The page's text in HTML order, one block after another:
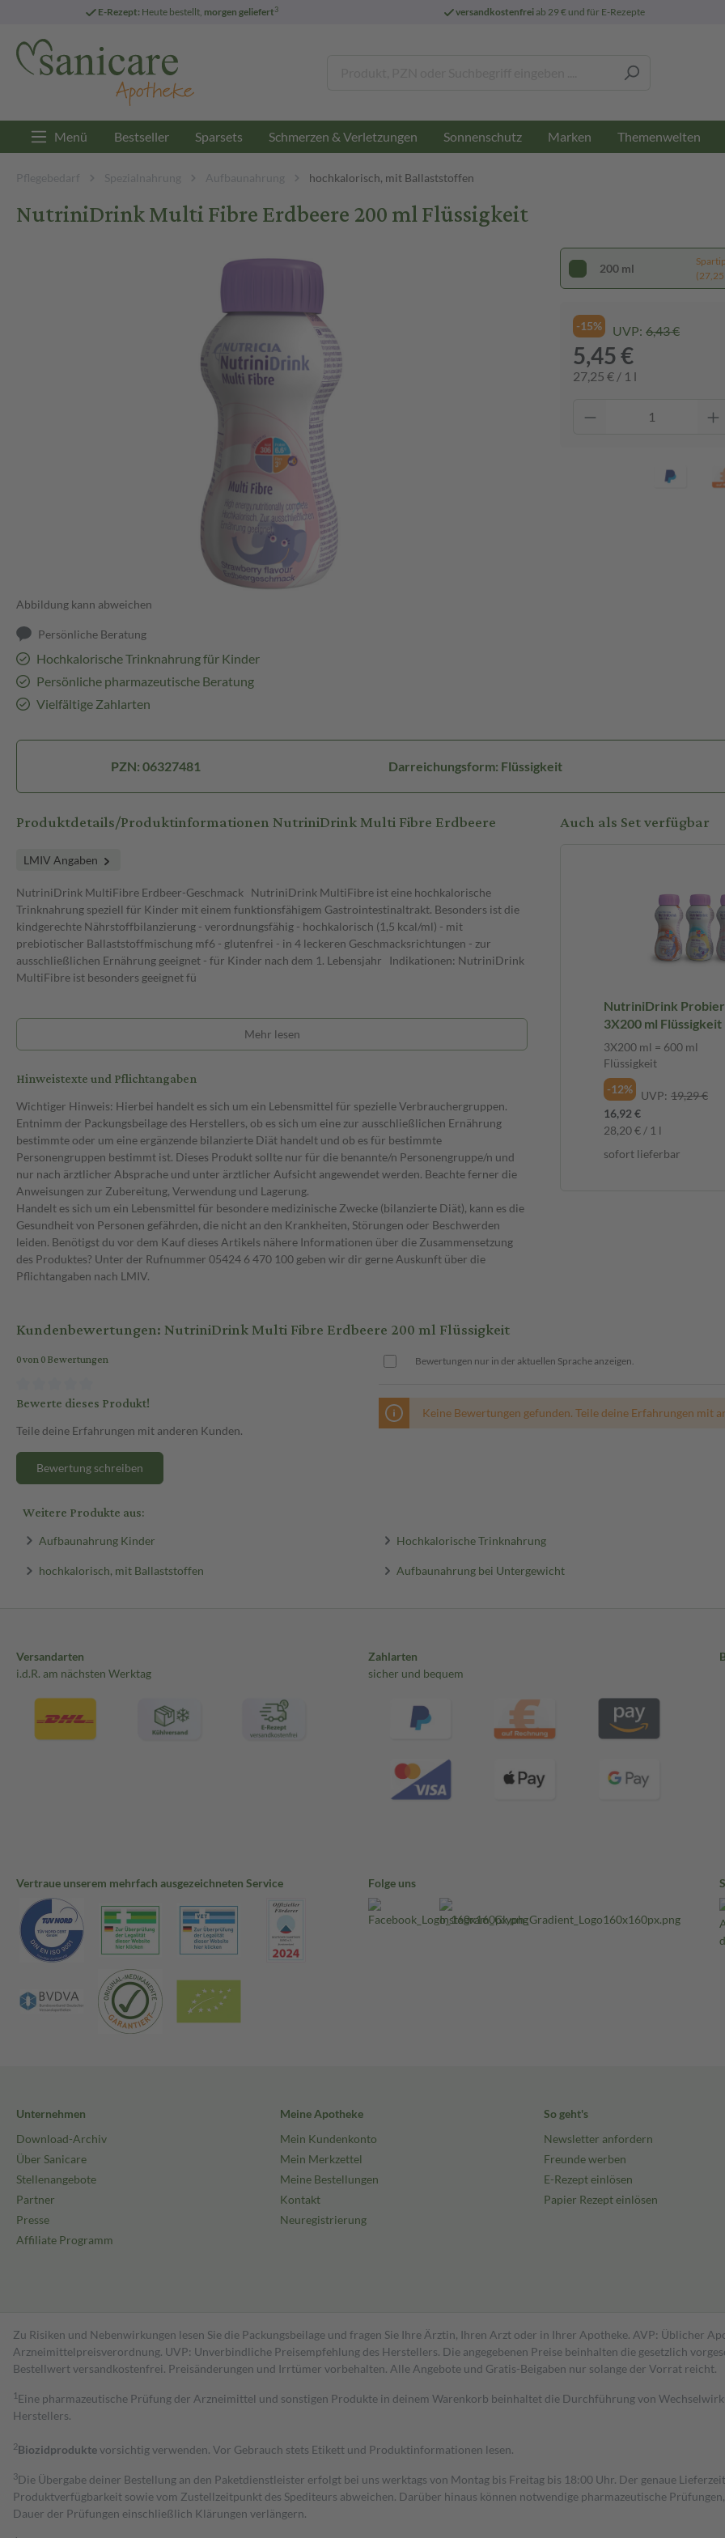
E-Rezept: Heute bestellt, morgen geliefert3 versandkostenfreiab 29 € und für E-Rezepte
Menü Bestseller Sparsets Schmerzen & Verletzungen Sonnenschutz Marken Themenwelten
Pflegebedarf Spezialnahrung Aufbaunahrung hochkalorisch, mit Ballaststoffen
NutriniDrink Multi Fibre Erdbeere 200 ml Flüssigkeit
Abbildung kann abweichen
Persönliche Beratung
Hochkalorische Trinknahrung für Kinder
Persönliche pharmazeutische Beratung
Vielfältige Zahlarten
200 ml
(27,25
-15% UVP: 6,43 €
5,45 €
27,25 € / 1 l
PZN: 06327481 Darreichungsform: Flüssigkeit
Produktdetails/Produktinformationen NutriniDrink Multi Fibre Erdbeere
LMIV Angaben
NutriniDrink MultiFibre Erdbeer-Geschmack NutriniDrink MultiFibre ist eine hochkalorische
Trinknahrung speziell für Kinder mit einem funktionsfähigem Gastrointestinaltrakt. Besonders ist die
kindgerechte Nährstoffbilanzierung - verordnungsfähig - hochkalorisch (1,5 kcal/ml) - mit
prebiotischer Ballaststoffmischung mf6 - glutenfrei - in 4 leckeren Geschmacksrichtungen - zur
ausschließlichen Ernährung geeignet - für Kinder nach dem 1. Lebensjahr Indikationen: NutriniDrink
MultiFibre ist besonders geeignet fü
Mehr lesen
Hinweistexte und Pflichtangaben
Wichtiger Hinweis: Hierbei handelt es sich um ein Lebensmittel für spezielle Verbrauchergruppen.
Entnimm der Packungsbeilage des Herstellers, ob es sich um eine zur ausschließlichen Ernährung
bestimmte oder um eine ergänzende bilanzierte Diät handelt und ob es für bestimmte
Personengruppen bestimmt ist. Dieses Produkt sollte nur für die benannte/n Personengruppe/n und
nur nach ärztlicher Absprache und unter ärztlicher Aufsicht angewendet werden. Beachte ferner die
Anweisungen zur Zubereitung, Verwendung und Lagerung.
Handelt es sich um ein Lebensmittel für besondere medizinische Zwecke (bilanzierte Diät), kann es die
Gesundheit von Personen gefährden, die nicht an den Krankheiten, Störungen oder Beschwerden
leiden. Benötigst du vor dem Kauf dieses Artikels nähere Informationen über die Zusammensetzung
des Produktes? Unter der Rufnummer 05424 6 470 100 geben wir dir gerne Auskunft über die
Pflichtangaben nach LMIV.
Auch als Set verfügbar
NutriniDrink
3X200 ml Flüssigkeit
3X200 ml = 600 ml
Flüssigkeit
-12%
UVP: 19,29 €
16,92 €
28,20 € / 1 l
sofort lieferbar
Kundenbewertungen: NutriniDrink Multi Fibre Erdbeere 200 ml Flüssigkeit
0 von 0 Bewertungen
Bewerte dieses Produkt!
Teile deine Erfahrungen mit anderen Kunden.
Bewertung schreiben
Bewertungen nur in der aktuellen Sprache anzeigen.
Keine Bewertungen gefunden. Teile deine Erfahrungen mit
Weitere Produkte aus:
Aufbaunahrung Kinder Hochkalorische Trinknahrung
hochkalorisch, mit Ballaststoffen Aufbaunahrung bei Untergewicht
Versandarten
i.d.R. am nächsten Werktag
Zahlarten
sicher und bequem
Vertraue unserem mehrfach ausgezeichneten Service Folge uns
Unternehmen
Download-Archiv
Über Sanicare
Stellenangebote
Partner
Presse
Affiliate Programm
Meine Apotheke
Mein Kundenkonto
Mein Merkzettel
Meine Bestellungen
Kontakt
Neuregistrierung
So geht's
Newsletter anfordern
Freunde werben
E-Rezept einlösen
Papier Rezept einlösen
Zu Risiken und Nebenwirkungen lesen Sie die Packungsbeilage und fragen Sie Ihre Ärztin, Ihren Arzt oder in Ihrer Apotheke. AVP: Üblicher
Arzneimittelpreisverordnung. UVP: Unverbindliche Preisempfehlung des Herstellers. Die angegebenen Preise beinhalten die gesetzlich
Bestell­wert versand­kosten­frei. Preisänderungen und Irrtümer vorbehalten. Alle Angebote und Gratis-Beigaben nur solange der Vorrat reicht.
1 Eine pharmazeutische Prüfung der Arzneimittel und sonstigen Produkte in deinem Warenkorb beinhaltet die Durchführung von
Herstellers.
2Biozidproduktevorsichtig verwenden. Vor Gebrauch stets Etikett und Produktinformationen lesen.
3Die Übergabe deiner Bestellung an den Paketdienstleister erfolgt bei uns werktags von Montag bis Freitag bis 18:00 Uhr. Der genaue
Produktverfügbarkeit sowie vom Zustellzeitpunkt des Spediteurs abweichen. Darüber hinaus können notwendige pharmazeutische
Dauer der Prüfungen einschließlich Klärungen verlängern.